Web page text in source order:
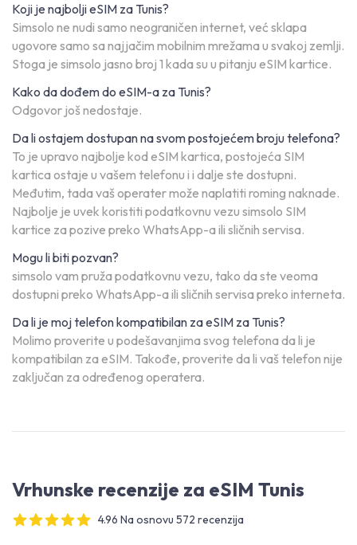
Koji je najbolji eSIM za Tunis?
Simsolo ne nudi samo neograničen internet, već sklapa
ugovore samo sa najjačim mobilnim mrežama u svakoj zemlji.
Stoga je simsolo jasno broj 1 kada su u pitanju eSIM kartice.
Kako da dođem do eSIM-a za Tunis?
Odgovor još nedostaje.
Da li ostajem dostupan na svom postojećem broju telefona?
To je upravo najbolje kod eSIM kartica, postojeća SIM
kartica ostaje u vašem telefonu i i dalje ste dostupni.
Međutim, tada vaš operater može naplatiti roming naknade.
Najbolje je uvek koristiti podatkovnu vezu simsolo SIM
kartice za pozive preko WhatsApp-a ili sličnih servisa.
Mogu li biti pozvan?
simsolo vam pruža podatkovnu vezu, tako da ste veoma
dostupni preko WhatsApp-a ili sličnih servisa preko interneta.
Da li je moj telefon kompatibilan za eSIM za Tunis?
Molimo proverite u podešavanjima svog telefona da li je
kompatibilan za eSIM. Takođe, proverite da li vaš telefon nije
zaključan za određenog operatera.
Vrhunske recenzije za eSIM Tunis
4.96 Na osnovu 572 recenzija